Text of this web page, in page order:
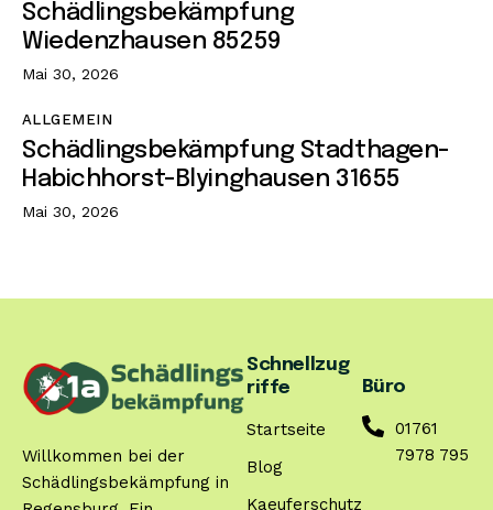
Schädlingsbekämpfung
Wiedenzhausen 85259
Mai 30, 2026
ALLGEMEIN
Schädlingsbekämpfung Stadthagen-
Habichhorst-Blyinghausen 31655
Mai 30, 2026
Willkommen bei der
Schädlingsbekämpfung in
Schnellzug
riffe
Startseite
Blog
Kaeuferschutz
Büro
01761
7978 795